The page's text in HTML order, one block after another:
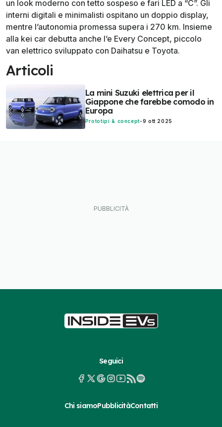
un look moderno con tetto sospeso e fari LED a “C”. Gli
interni digitali e minimalisti ospitano un doppio display,
mentre l’autonomia promessa supera i 270 km. Insieme
alla kei car debutta anche l’e Every Concept, piccolo
van elettrico sviluppato con Daihatsu e Toyota.
Articoli
La mini Suzuki elettrica per il
Giappone che farebbe comodo in
Europa
Prototipi & concept-9 ott 2025
Seguici
Chi siamoPubblicitàContatti